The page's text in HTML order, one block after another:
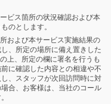
ビス箇所の状況確認および本
のとします。
および本サービス実施結果の
、所定の場所に備え置きした
上、所定の欄に署名を行うも
に確認した内容との相違や不
、スタッフが次回訪問時に対
合、お客様は、当社のコール